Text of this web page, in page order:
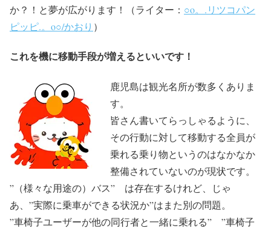
か？！と夢が広がります！（ライター： ○o。.リツコパン
ピッピ.。o○/かおり ）
これを機に移動手段が増えるといいです！
鹿児島は観光名所が数多くありま
す。
皆さん書いてらっしゃるように、
その行動に対して移動する全員が
乗れる乗り物というのはなかなか
整備されていないのが現状です。
”（様々な用途の）バス” は存在するけれど、じゃ
あ、”実際に乗車ができる状況か”はまた別の問題。
”車椅子ユーザーが他の同行者と一緒に乗れる” ”車椅子